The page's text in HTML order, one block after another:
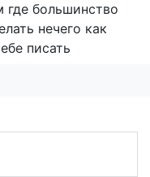
большинство
нечего как
писать